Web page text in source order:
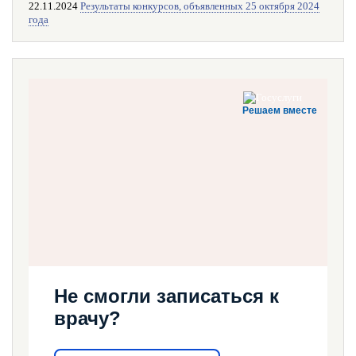
22.11.2024 Результаты конкурсов, объявленных 25 октября 2024
года
Решаем вместе
Не смогли записаться к
врачу?